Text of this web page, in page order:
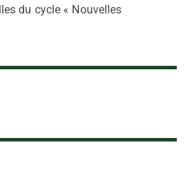
du cycle « Nouvelles